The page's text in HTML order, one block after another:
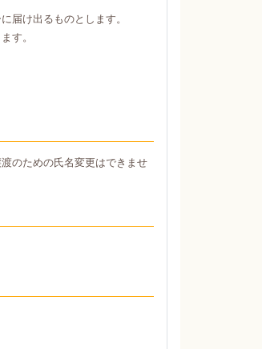
届け出るものとします。
す。
のための氏名変更はできませ